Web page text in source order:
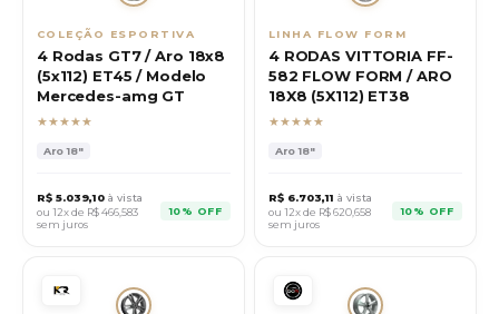
COLEÇÃO ESPORTIVA
4 Rodas GT7 / Aro 18x8
(5x112) ET45 / Modelo
Mercedes-amg GT
★★★★★
Aro18"
R$ 5.039,10 à vista
ou 12x de R$466,583
sem juros
10% OFF
LINHA FLOW FORM
4 RODAS VITTORIA FF-
582 FLOW FORM / ARO
18X8 (5X112) ET38
★★★★★
Aro18"
R$ 6.703,11 à vista
ou 12x de R$620,658
sem juros
10% OFF